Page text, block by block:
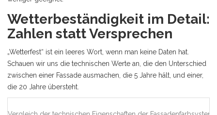
Wetterbeständigkeit im Detail:
Zahlen statt Versprechen
„Wetterfest“ ist ein leeres Wort, wenn man keine Daten hat.
Schauen wir uns die technischen Werte an, die den Unterschied
zwischen einer Fassade ausmachen, die 5 Jahre hält, und einer,
die 20 Jahre übersteht.